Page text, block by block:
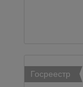
Госреестр